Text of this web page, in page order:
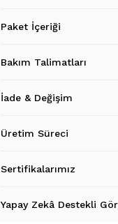
Paket İçeriği
Bakım Talimatları
İade & Değişim
Üretim Süreci
Sertifikalarımız
Yapay Zekâ Destekli